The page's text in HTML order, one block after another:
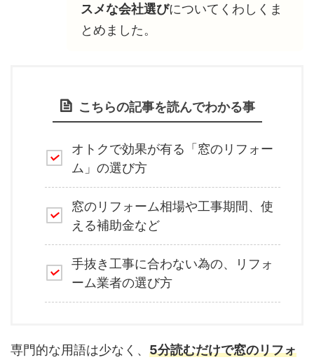
スメな会社選びについてくわしくま
とめました。
こちらの記事を読んでわかる事
オトクで効果が有る「窓のリフォー
ム」の選び方
窓のリフォーム相場や工事期間、使
える補助金など
手抜き工事に合わない為の、リフォ
ーム業者の選び方
専門的な用語は少なく、 5分読むだけで窓のリフォ